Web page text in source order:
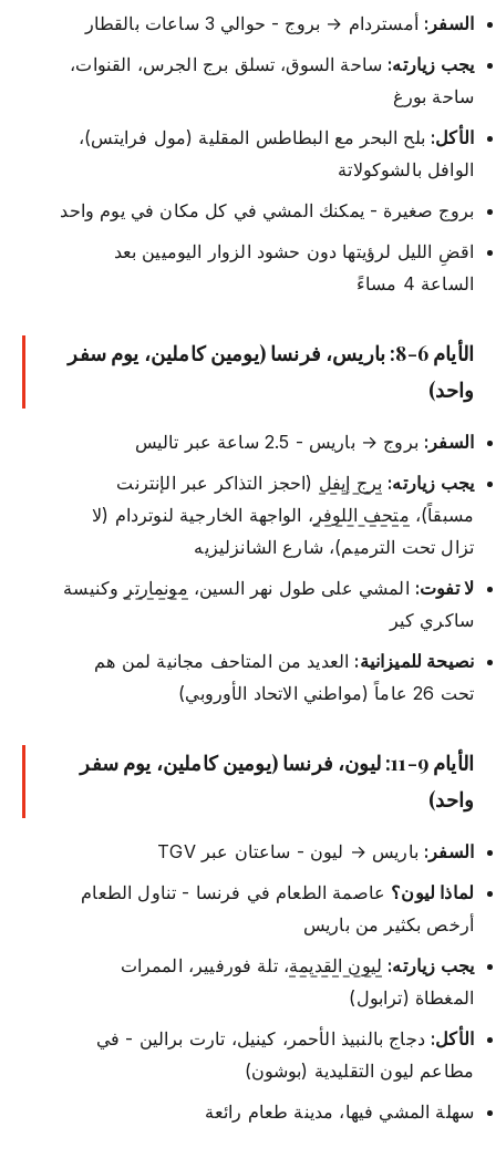
السفر: أمستردام → بروج - حوالي 3 ساعات بالقطار
يجب زيارته: ساحة السوق، تسلق برج الجرس، القنوات،
ساحة بورغ
الأكل: بلح البحر مع البطاطس المقلية (مول فرايتس)،
الوافل بالشوكولاتة
بروج صغيرة - يمكنك المشي في كل مكان في يوم واحد
اقضِ الليل لرؤيتها دون حشود الزوار اليوميين بعد
الساعة 4 مساءً
الأيام 6-8: باريس، فرنسا (يومين كاملين، يوم سفر
واحد)
السفر: بروج → باريس - 2.5 ساعة عبر تاليس
يجب زيارته: برج إيفل (احجز التذاكر عبر الإنترنت
مسبقاً)، متحف اللوفر ، الواجهة الخارجية لنوتردام (لا
تزال تحت الترميم)، شارع الشانزليزيه
لا تفوت: المشي على طول نهر السين، مونمارتر وكنيسة
ساكري كير
نصيحة للميزانية: العديد من المتاحف مجانية لمن هم
تحت 26 عاماً (مواطني الاتحاد الأوروبي)
الأيام 9-11: ليون، فرنسا (يومين كاملين، يوم سفر
واحد)
السفر: باريس → ليون - ساعتان عبر TGV
لماذا ليون؟ عاصمة الطعام في فرنسا - تناول الطعام
أرخص بكثير من باريس
يجب زيارته: ليون القديمة، تلة فورفيير، الممرات
المغطاة (ترابول)
الأكل: دجاج بالنبيذ الأحمر، كينيل، تارت برالين - في
مطاعم ليون التقليدية (بوشون)
سهلة المشي فيها، مدينة طعام رائعة